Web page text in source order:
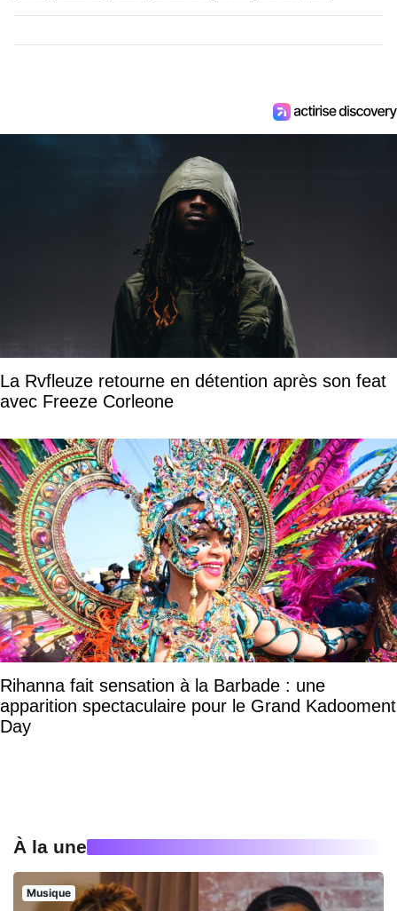
La Rvfleuze retourne en détention après son feat
avec Freeze Corleone
Rihanna fait sensation à la Barbade : une
apparition spectaculaire pour le Grand Kadooment
Day
À la une
Musique